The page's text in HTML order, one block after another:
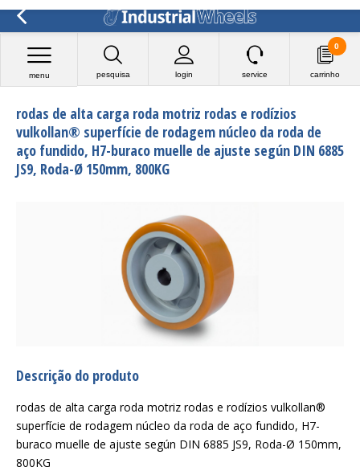
pesquisa login
menu service carrinho
0
rodas de alta carga roda motriz rodas e rodízios
vulkollan® superfície de rodagem núcleo da roda de
aço fundido, H7-buraco muelle de ajuste según DIN 6885
JS9, Roda-Ø 150mm, 800KG
Descrição do produto
rodas de alta carga roda motriz rodas e rodízios vulkollan®
superfície de rodagem núcleo da roda de aço fundido, H7-
buraco muelle de ajuste según DIN 6885 JS9, Roda-Ø 150mm,
800KG